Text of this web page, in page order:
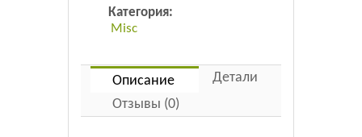
Категория:
Misc
Описание
Детали
Отзывы (0)